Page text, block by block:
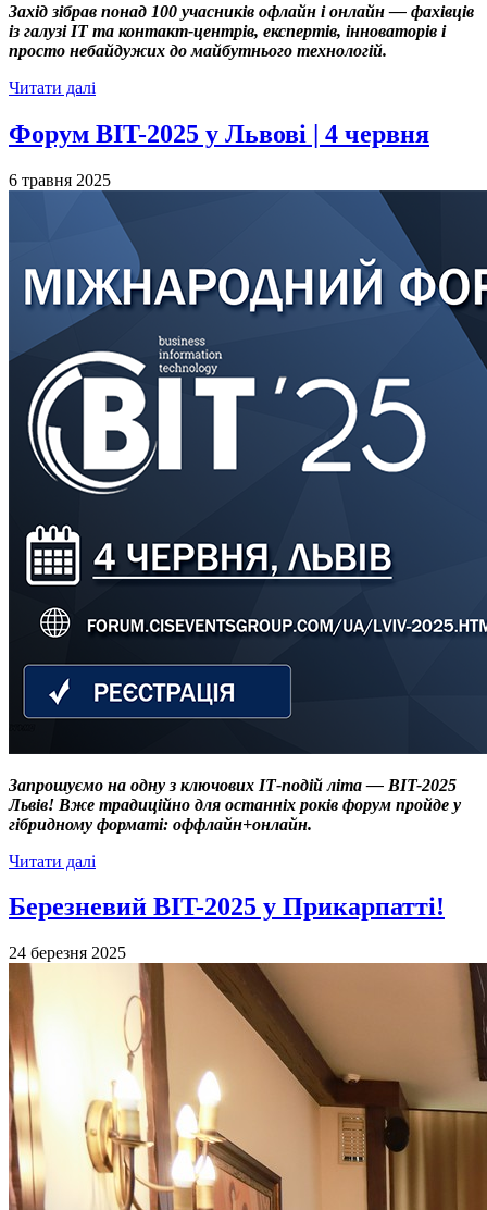
Захід зібрав понад 100 учасників офлайн і онлайн — фахівців
із галузі ІТ та контакт-центрів, експертів, інноваторів і
просто небайдужих до майбутнього технологій.
Читати далі
Форум BIT-2025 у Львові | 4 червня
6 травня 2025
Запрошуємо на одну з ключових ІТ-подій літа — BIT-2025
Львів! Вже традиційно для останніх років форум пройде у
гібридному форматі: оффлайн+онлайн.
Читати далі
Березневий BIT-2025 у Прикарпатті!
24 березня 2025